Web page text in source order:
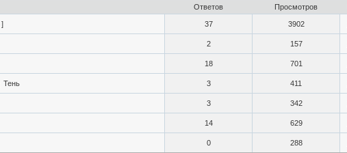
Ответов Просмотров
] 37 3902
2 157
18 701
Тень 3 411
3 342
14 629
0 288